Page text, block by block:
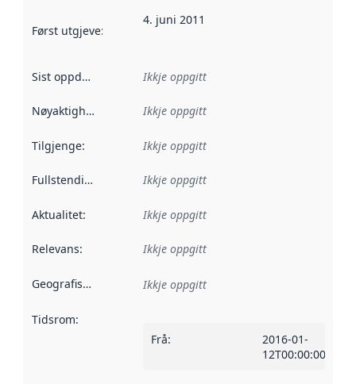
Først utgjeve: Denne datoen seier når dataa i dette
4. juni 2011
Sist oppdatert Ikkje oppgitt
Nøyaktigheit Ikkje oppgitt
Tilgjenge: Ikkje oppgitt
Fullstendigheit Ikkje oppgitt
Aktualitet: Ikkje oppgitt
Relevans: Ikkje oppgitt
Geografisk område Ikkje oppgitt
Tidsrom:
Frå:
2016-01-
12T00:00:00Z